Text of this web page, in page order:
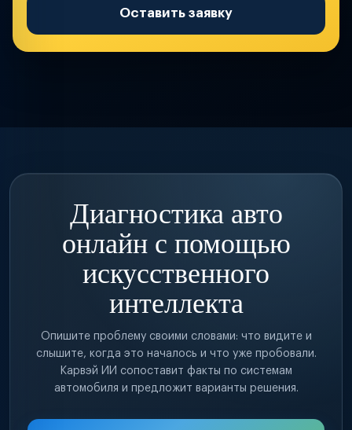
Оставить заявку
Диагностика авто
онлайн с помощью
искусственного
интеллекта
Опишите проблему своими словами: что видите и
слышите, когда это началось и что уже пробовали.
Карвэй ИИ сопоставит факты по системам
автомобиля и предложит варианты решения.